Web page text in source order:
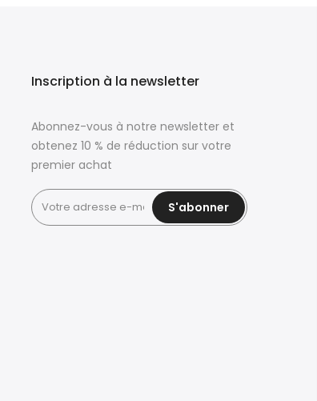
Inscription à la newsletter
Abonnez-vous à notre newsletter et
obtenez 10 % de réduction sur votre
premier achat
S'abonner